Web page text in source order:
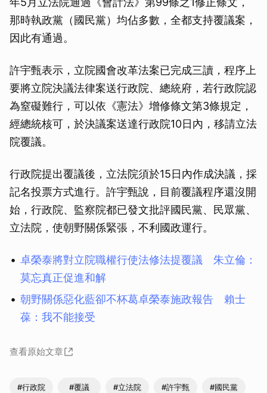
那時執政黨（國民黨）均佔多數，全都支持覆議案，
因此有通過。
許宇甄表示，立院國會改革法案已完成三讀，程序上
要將立院決議法律案送行政院、總統府，若行政院認
為窒礙難行，可以依《憲法》增修條文第3條規定，
經總統核可，於決議案送達行政院10日內，移請立法
院覆議。
行政院提出覆議後，立法院須於15日內作成決議，採
記名投票方式進行。許宇甄說，目前覆議程序還沒開
始，行政院、監察院都已發文批評國民黨、民眾黨、
立法院，使朝野關係緊張，不利國政運行。
卓榮泰將對立院職權行使法修法提覆議 朱立倫：
莫忘真正促進和解
朝野關係惡化藍卻不杯葛卓榮泰施政報告 賴士
葆：我不能接受
查看原始文章
#行政院 #覆議 #立法院 #許宇甄 #國民黨